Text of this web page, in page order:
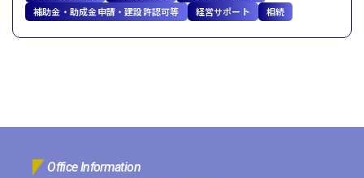
補助金・助成金申請・建設許認可等
経営サポート 相続
Office Information